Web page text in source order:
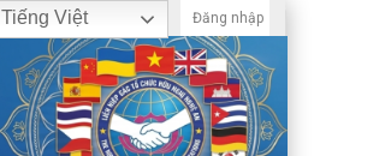
Đăng nhập
Tiếng Việt